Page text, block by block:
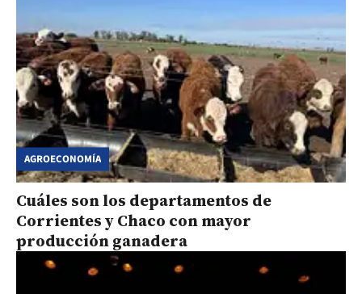
AGROECONOMÍA
Cuáles son los departamentos de
Corrientes y Chaco con mayor
producción ganadera